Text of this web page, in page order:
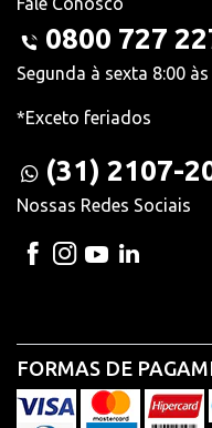
0800 727
Segunda à sexta 8:00
*Exceto feriados
(31) 2107-
Nossas Redes Sociais
FORMAS DE